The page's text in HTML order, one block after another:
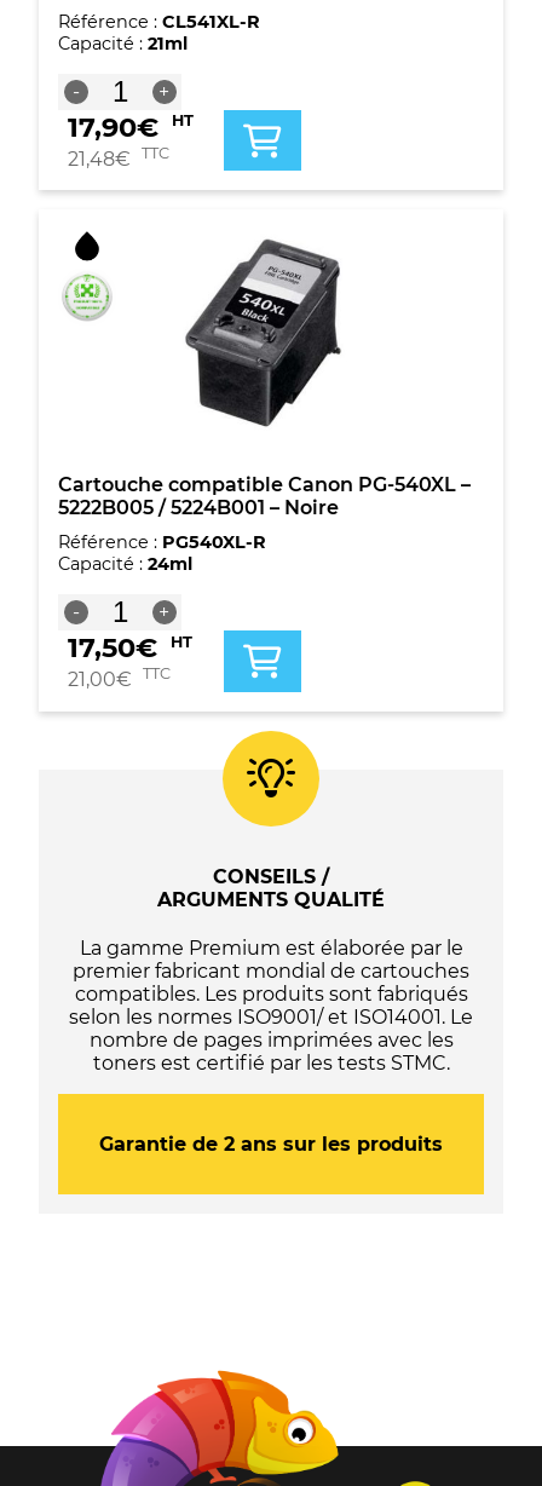
Référence : CL541XL-R
Capacité : 21ml
-
quantité
de
Cartouche
compatible
CL-
-
5226B005
/
5227B005
+
17,90€ HT
21,48€ TTC
Cartouche compatible Canon PG-540XL –
5222B005 / 5224B001 – Noire
Référence : PG540XL-R
Capacité : 24ml
-
quantité
de
Cartouche
compatible
PG-
+
17,50€ HT
21,00€ TTC
CONSEILS /
ARGUMENTS QUALITÉ
La gamme Premium est élaborée par le
premier fabricant mondial de cartouches
compatibles. Les produits sont fabriqués
selon les normes ISO9001/ et ISO14001. Le
nombre de pages imprimées avec les
toners est certifié par les tests STMC.
Garantie de 2 ans sur les produits